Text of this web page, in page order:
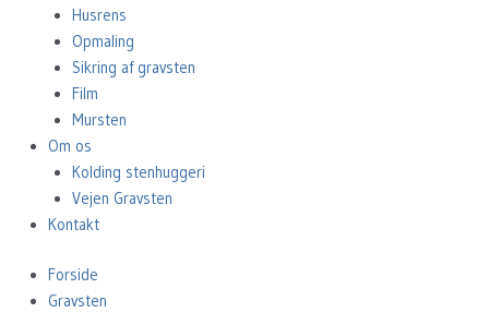
Husrens
Opmaling
Sikring af gravsten
Film
Mursten
Om os
Kolding stenhuggeri
Vejen Gravsten
Kontakt
Forside
Gravsten